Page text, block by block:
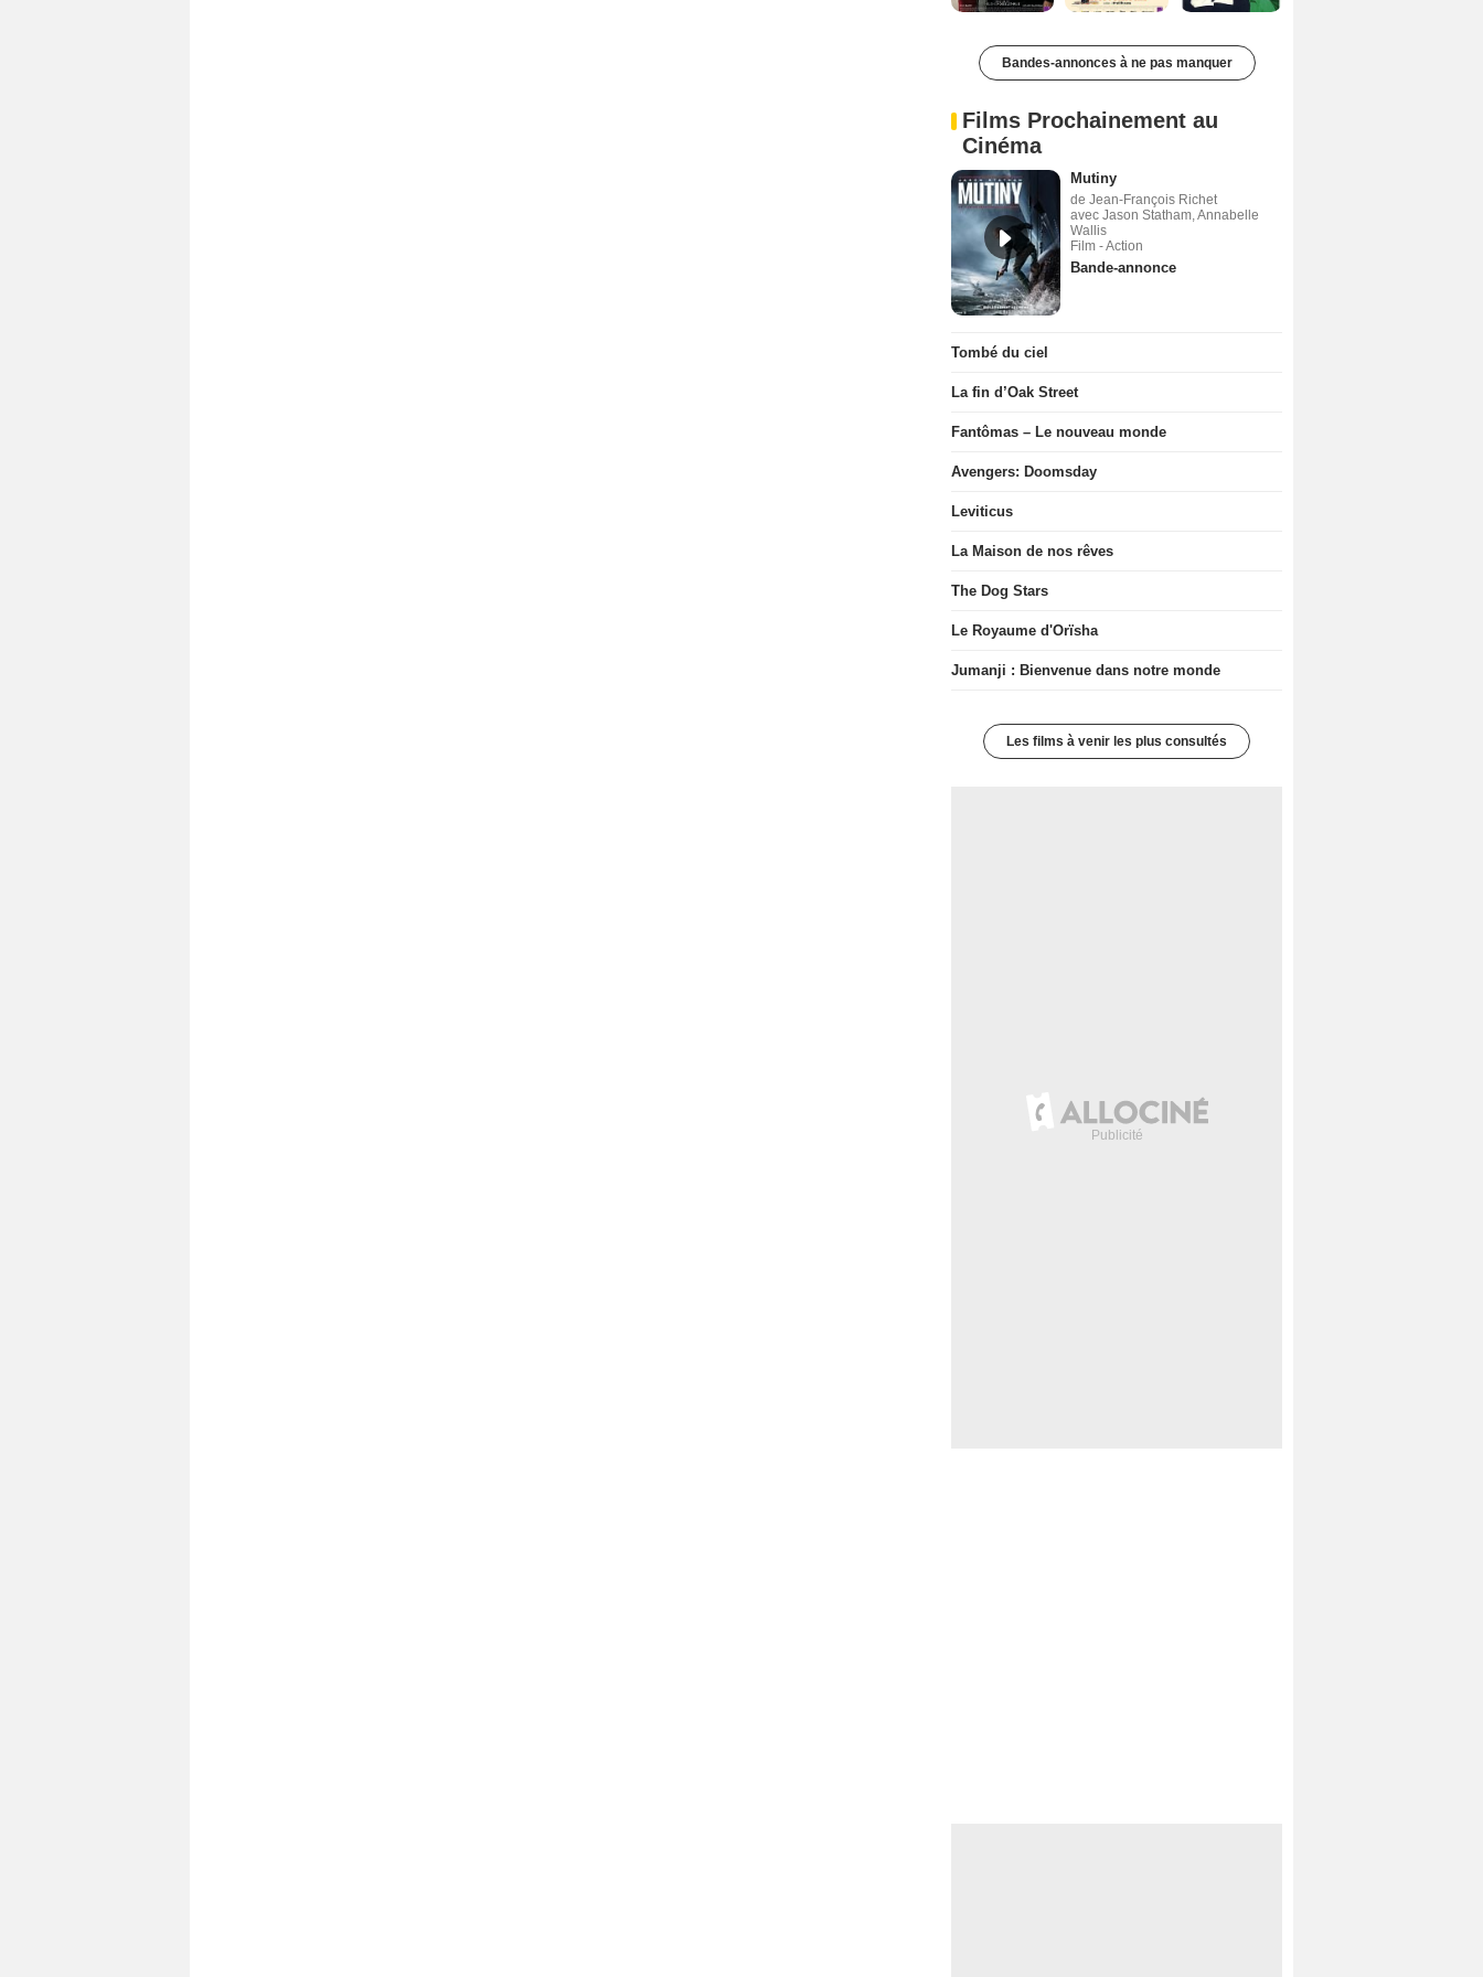
Bandes-annonces à ne pas manquer
Films Prochainement au
Cinéma
Mutiny
de Jean-François Richet
avec Jason Statham, Annabelle
Wallis
Film - Action
Bande-annonce
Tombé du ciel
La fin d’Oak Street
Fantômas – Le nouveau monde
Avengers: Doomsday
Leviticus
La Maison de nos rêves
The Dog Stars
Le Royaume d'Orïsha
Jumanji : Bienvenue dans notre monde
Les films à venir les plus consultés